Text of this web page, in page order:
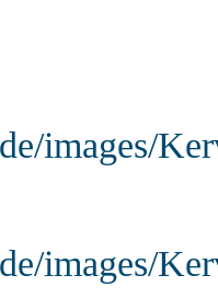
images/
images/